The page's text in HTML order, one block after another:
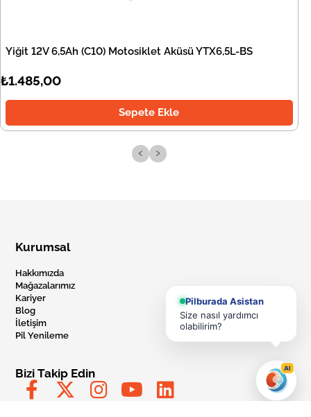
Yiğit 12V 6,5Ah (C10) Motosiklet Aküsü YTX6,5L-BS
₺1.485,00
Sepete Ekle
‹ ›
Kurumsal
Hakkımızda
Mağazalarımız
Kariyer
Blog
İletişim
Pil Yenileme
Bizi Takip Edin
Pilburada Asistan
Size nasıl yardımcı
olabilirim?
AI